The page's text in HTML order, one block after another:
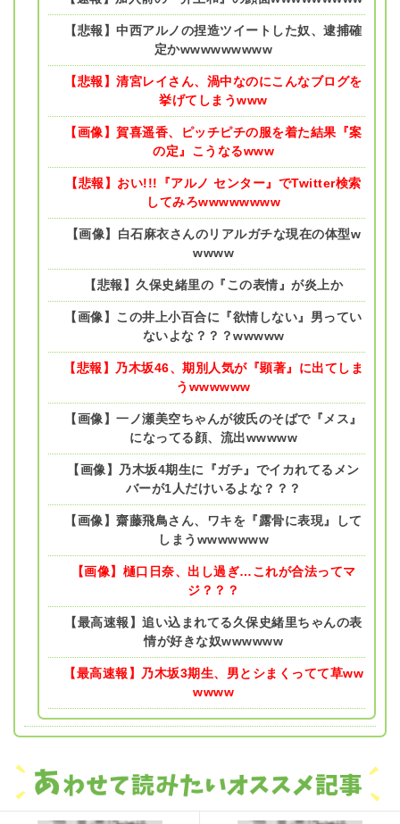
【悲報】中西アルノの捏造ツイートした奴、逮捕確
定かwwwwwwwww
【悲報】清宮レイさん、渦中なのにこんなブログを
挙げてしまうwww
【画像】賀喜遥香、ピッチピチの服を着た結果『案
の定』こうなるwww
【悲報】おい!!!『アルノ センター』でTwitter検索
してみろwwwwwwww
【画像】白石麻衣さんのリアルガチな現在の体型w
wwww
【悲報】久保史緒里の『この表情』が炎上か
【画像】この井上小百合に『欲情しない』男ってい
ないよな？？？wwwww
【悲報】乃木坂46、期別人気が『顕著』に出てしま
うwwwwww
【画像】一ノ瀬美空ちゃんが彼氏のそばで『メス』
になってる顔、流出wwwww
【画像】乃木坂4期生に『ガチ』でイカれてるメン
バーが1人だけいるよな？？？
【画像】齋藤飛鳥さん、ワキを『露骨に表現』して
しまうwwwwwww
【画像】樋口日奈、出し過ぎ…これが合法ってマ
ジ？？？
【最高速報】追い込まれてる久保史緒里ちゃんの表
情が好きな奴wwwwww
【最高速報】乃木坂3期生、男とシまくってて草ww
wwww